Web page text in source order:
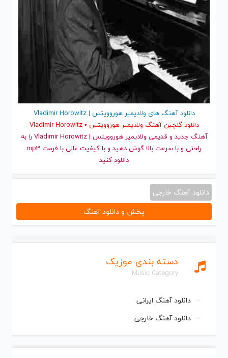
دسته بندی موزیک
Music Category
دانلود آهنگ ایرانی
دانلود آهنگ خارجی
دانلود آهنگ های ولادیمیر هوروویتس | Vladimir Horowitz
دانلود گلچین آهنگ ولادیمیر هوروویتس • Vladimir Horowitz
آهنگ جدید
و قدیمی ولادیمیر هوروویتس | Vladimir Horowitz را به
راحتی و با سرعت بالا گوش دهید و با کیفیت عالی با فرمت mp3
دانلود کنید
دانلود آهنگ خارجی
پخش و دانلود آهنگ